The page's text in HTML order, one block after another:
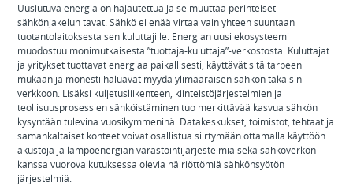
Uusiutuva energia on hajautettua ja se muuttaa perinteiset
sähkönjakelun tavat. Sähkö ei enää virtaa vain yhteen suuntaan
tuotantolaitoksesta sen kuluttajille. Energian uusi ekosysteemi
muodostuu monimutkaisesta ”tuottaja-kuluttaja”-verkostosta: Kuluttajat
ja yritykset tuottavat energiaa paikallisesti, käyttävät sitä tarpeen
mukaan ja monesti haluavat myydä ylimääräisen sähkön takaisin
verkkoon. Lisäksi kuljetusliikenteen, kiinteistöjärjestelmien ja
teollisuusprosessien sähköistäminen tuo merkittävää kasvua sähkön
kysyntään tulevina vuosikymmeninä. Datakeskukset, toimistot, tehtaat ja
samankaltaiset kohteet voivat osallistua siirtymään ottamalla käyttöön
akustoja ja lämpöenergian varastointijärjestelmiä sekä sähköverkon
kanssa vuorovaikutuksessa olevia häiriöttömiä sähkönsyötön
järjestelmiä.